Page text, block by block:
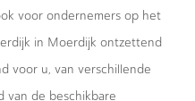
voor ondernemers op het
in Moerdijk ontzettend
voor u, van verschillende
van de beschikbare